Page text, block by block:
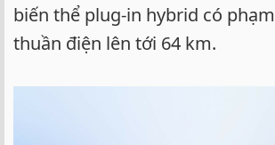
biến thể plug-in hybrid có
thuần điện lên tới 64 km.